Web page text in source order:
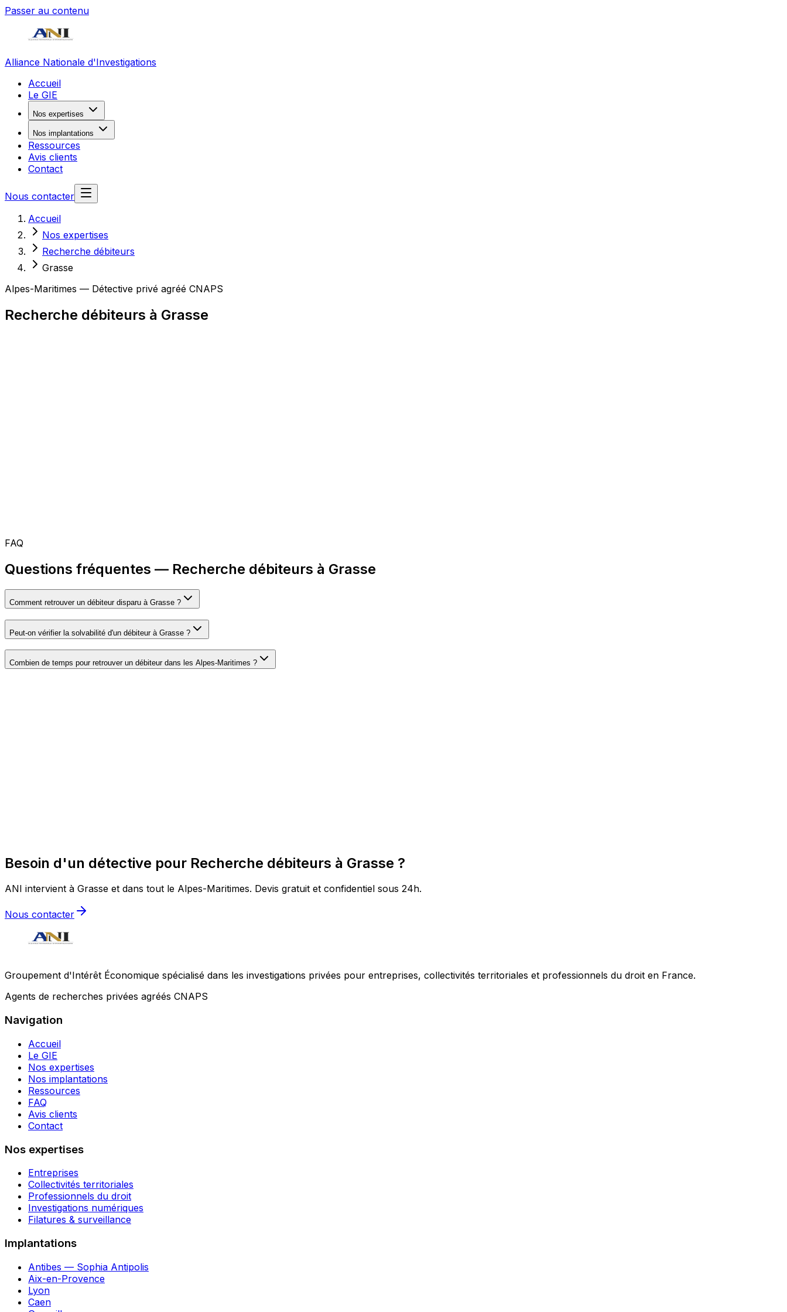
Passer au contenu
Alliance Nationale d'Investigations
Accueil
Le GIE
Nos expertises
Nos implantations
Ressources
Avis clients
Contact
Nous contacter
Accueil
Nos expertises
Recherche débiteurs
Grasse
Alpes-Maritimes — Détective privé agréé CNAPS
Recherche débiteurs à Grasse
FAQ
Questions fréquentes — Recherche débiteurs à Grasse
Comment retrouver un débiteur disparu à Grasse ?
Peut-on vérifier la solvabilité d'un débiteur à Grasse ?
Combien de temps pour retrouver un débiteur dans les Alpes-Maritimes ?
Besoin d'un détective pour Recherche débiteurs à Grasse ?
ANI intervient à Grasse et dans tout le Alpes-Maritimes. Devis gratuit et confidentiel sous 24h.
Nous contacter
Groupement d'Intérêt Économique spécialisé dans les investigations privées pour entreprises, collectivités territoriales et professionnels du droit en France.
Agents de recherches privées agréés CNAPS
Navigation
Accueil
Le GIE
Nos expertises
Nos implantations
Ressources
FAQ
Avis clients
Contact
Nos expertises
Entreprises
Collectivités territoriales
Professionnels du droit
Investigations numériques
Filatures & surveillance
Implantations
Antibes — Sophia Antipolis
Aix-en-Provence
Lyon
Caen